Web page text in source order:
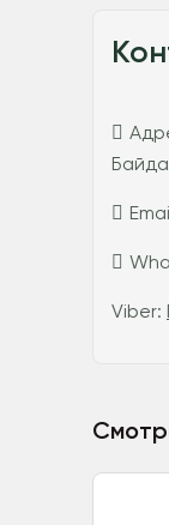
Viber: